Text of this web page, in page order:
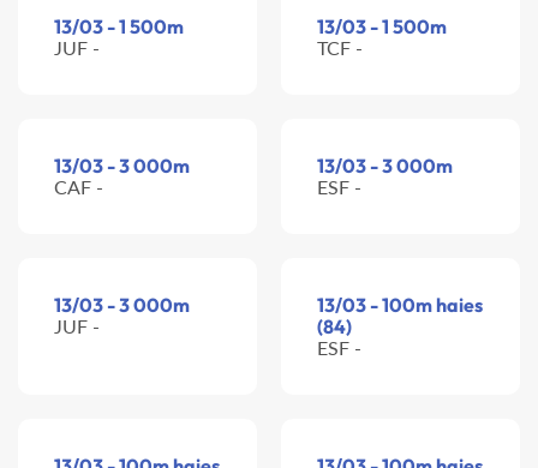
13/03 - 1 500m
JUF -
13/03 - 1 500m
TCF -
13/03 - 3 000m
CAF -
13/03 - 3 000m
ESF -
13/03 - 3 000m
JUF -
13/03 - 100m haies
(84)
ESF -